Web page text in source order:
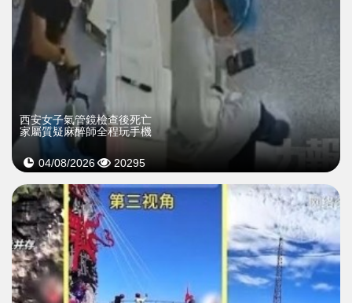
西安女子氣管鏡檢查後死亡
家屬質疑麻醉師全程玩手機
04/08/2026 20295